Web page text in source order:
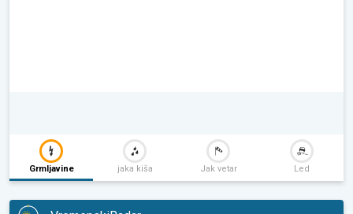
Grmljavine jaka kiša Jak vetar Led